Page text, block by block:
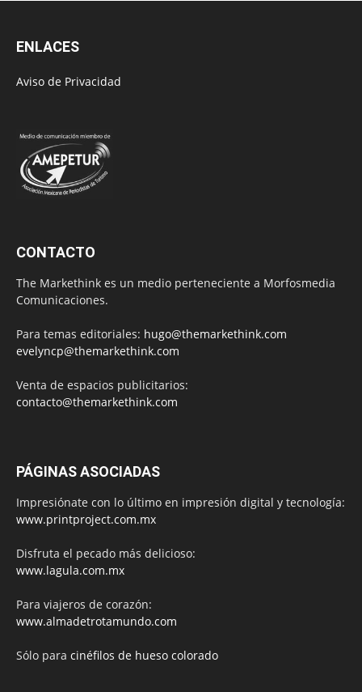
ENLACES
Aviso de Privacidad
CONTACTO
The Markethink es un medio perteneciente a Morfosmedia
Comunicaciones.
Para temas editoriales: hugo@themarkethink.com
evelyncp@themarkethink.com
Venta de espacios publicitarios:
contacto@themarkethink.com
PÁGINAS ASOCIADAS
Impresiónate con lo último en impresión digital y tecnología:
www.printproject.com.mx
Disfruta el pecado más delicioso:
www.lagula.com.mx
Para viajeros de corazón:
www.almadetrotamundo.com
Sólo para cinéfilos de hueso colorado